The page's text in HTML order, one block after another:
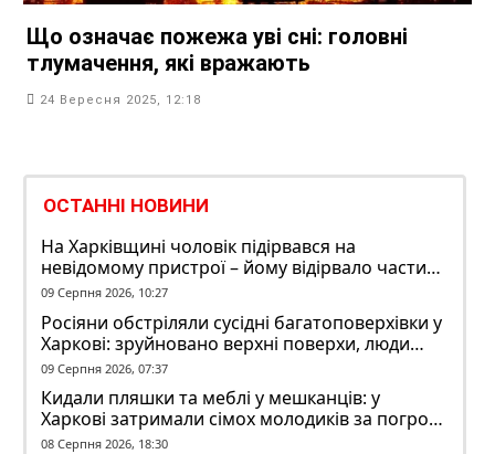
Що означає пожежа уві сні: головні
тлумачення, які вражають
24 Вересня 2025, 12:18
ОСТАННІ НОВИНИ
На Харківщині чоловік підірвався на
невідомому пристрої – йому відірвало частину
руки
09 Серпня 2026, 10:27
Росіяни обстріляли сусідні багатоповерхівки у
Харкові: зруйновано верхні поверхи, люди
заблоковані
09 Серпня 2026, 07:37
Кидали пляшки та меблі у мешканців: у
Харкові затримали сімох молодиків за погром
у гуртожитку
08 Серпня 2026, 18:30